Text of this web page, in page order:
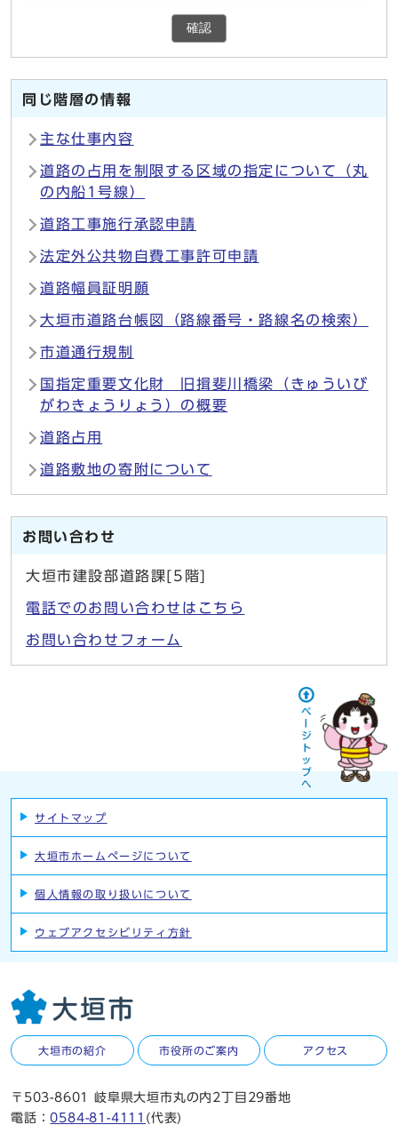
確認
同じ階層の情報
主な仕事内容
道路の占用を制限する区域の指定について（丸
の内船1号線）
道路工事施行承認申請
法定外公共物自費工事許可申請
道路幅員証明願
大垣市道路台帳図（路線番号・路線名の検索）
市道通行規制
国指定重要文化財 旧揖斐川橋梁（きゅういび
がわきょうりょう）の概要
道路占用
道路敷地の寄附について
お問い合わせ
大垣市建設部道路課[5階]
電話でのお問い合わせはこちら
お問い合わせフォーム
サイトマップ
大垣市ホームページについて
個人情報の取り扱いについて
ウェブアクセシビリティ方針
大垣市の紹介 市役所のご案内 アクセス
〒503-8601 岐阜県大垣市丸の内2丁目29番地
電話：0584-81-4111 (代表)